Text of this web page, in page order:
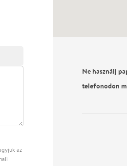
Ne használj
telefonodon
az